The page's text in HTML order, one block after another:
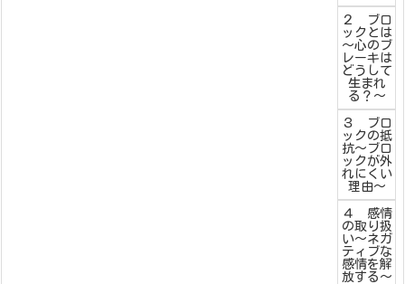
２ ブロ
ックとは
～心のブ
レーキは
どうして
生まれ
る？～
３ ブロ
ックの抵
抗～ブロ
ックが外
れにくい
理由～
４ 感情
の取り扱
い～ネガ
ティブな
感情を解
放する～